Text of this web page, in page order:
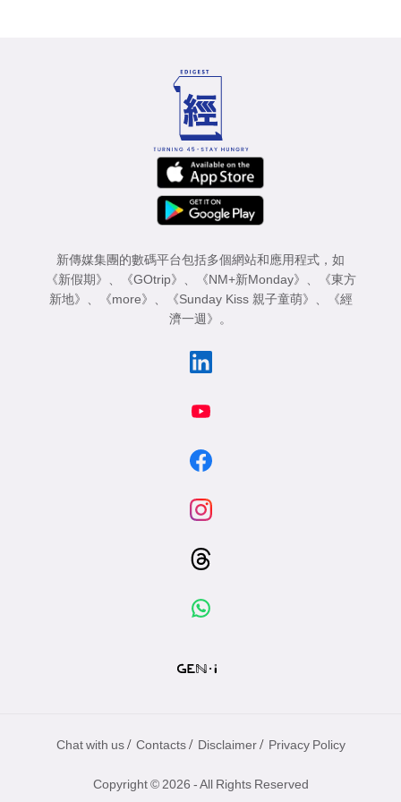
新傳媒集團的數碼平台包括多個網站和應用程式，如
《新假期》
《GOtrip》 《NM+新Monday》
《東方
新地》
《more》 《Sunday Kiss 親子童萌》
《經
濟一週》
。
Chat with us / Contacts / Disclaimer / Privacy Policy
Copyright © 2026 - All Rights Reserved